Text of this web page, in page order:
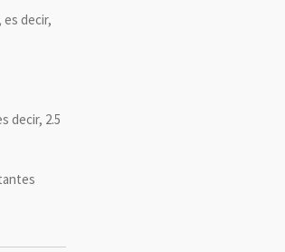
decir,
decir, 2.5